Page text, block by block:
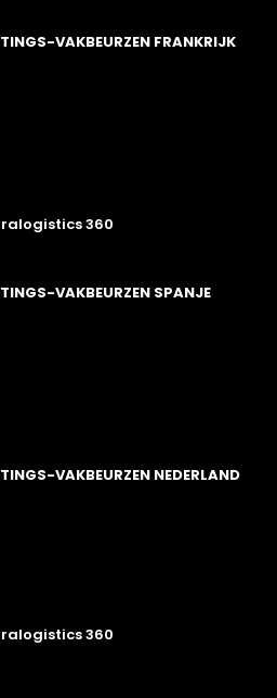
VAKBEURZEN FRANKRIJK
360
VAKBEURZEN SPANJE
VAKBEURZEN NEDERLAND
360